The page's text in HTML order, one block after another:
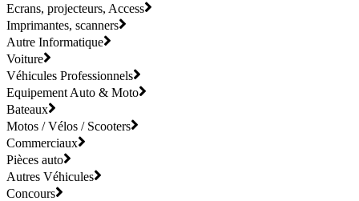
Ecrans, projecteurs, Access
Imprimantes, scanners
Autre Informatique
Voiture
Véhicules Professionnels
Equipement Auto & Moto
Bateaux
Motos / Vélos / Scooters
Commerciaux
Pièces auto
Autres Véhicules
Concours